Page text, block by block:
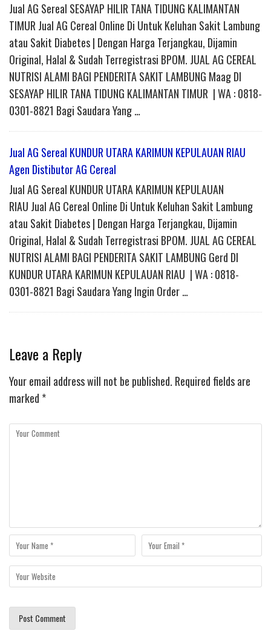
Jual AG Sereal SESAYAP HILIR TANA TIDUNG KALIMANTAN
TIMUR Jual AG Cereal Online Di Untuk Keluhan Sakit Lambung
atau Sakit Diabetes | Dengan Harga Terjangkau, Dijamin
Original, Halal & Sudah Terregistrasi BPOM. JUAL AG CEREAL
NUTRISI ALAMI BAGI PENDERITA SAKIT LAMBUNG Maag DI
SESAYAP HILIR TANA TIDUNG KALIMANTAN TIMUR | WA : 0818-
0301-8821 Bagi Saudara Yang …
Jual AG Sereal KUNDUR UTARA KARIMUN KEPULAUAN RIAU
Agen Distibutor AG Cereal
Jual AG Sereal KUNDUR UTARA KARIMUN KEPULAUAN
RIAU Jual AG Cereal Online Di Untuk Keluhan Sakit Lambung
atau Sakit Diabetes | Dengan Harga Terjangkau, Dijamin
Original, Halal & Sudah Terregistrasi BPOM. JUAL AG CEREAL
NUTRISI ALAMI BAGI PENDERITA SAKIT LAMBUNG Gerd DI
KUNDUR UTARA KARIMUN KEPULAUAN RIAU | WA : 0818-
0301-8821 Bagi Saudara Yang Ingin Order …
Leave a Reply
Your email address will not be published. Required fields are
marked *